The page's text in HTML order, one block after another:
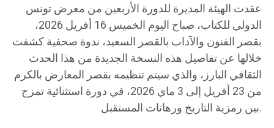
عقدت الهيئة المديرة للدورة الأربعين من معرض تونس
الدولي للكتاب، صباح اليوم الخميس 16 أفريل 2026،
بقصر الفنون والآداب بالقصر السعيد، ندوة صحفية كشفت
خلالها عن تفاصيل هذه النسخة الجديدة من هذا الحدث
الثقافي البارز، والذي سيتم تنظيمه بقصر المعارض بالكرم
من 23 أفريل إلى 3 ماي 2026، في دورة استثنائية تمزج
بين رمزية التاريخ ورهانات المستقبل.